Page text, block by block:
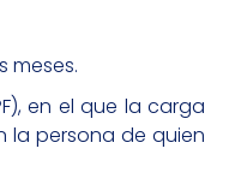
meses.
en el que la carga
la persona de quien